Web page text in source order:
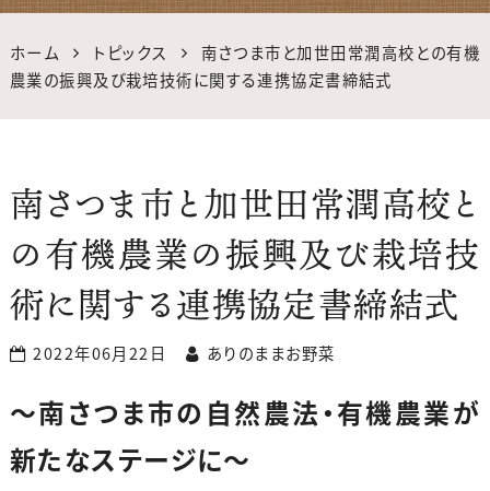
ホーム トピックス
南さつま市と加世田常潤高校との有機
農業の振興及び栽培技術に関する連携協定書締結式
南さつま市と加世田常潤高校と
の有機農業の振興及び栽培技
術に関する連携協定書締結式
2022年06月22日 ありのままお野菜
〜南さつま市の自然農法・有機農業が
新たなステージに〜